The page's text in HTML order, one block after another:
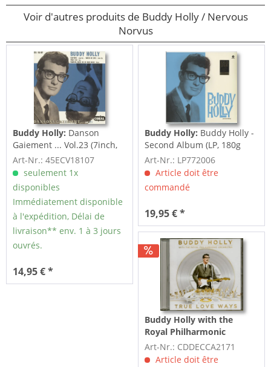
Voir d'autres produits de Buddy Holly / Nervous
Norvus
Buddy Holly: Danson
Gaiement ... Vol.23 (7inch,
33rpm, EP)
Art-Nr.: 45ECV18107
seulement 1x
disponibles
Immédiatement disponible
à l'expédition, Délai de
livraison** env. 1 à 3 jours
ouvrés.
14,95 € *
Buddy Holly: Buddy Holly -
Second Album (LP, 180g
Vinyl, Ltd.)
Art-Nr.: LP772006
Article doit être
commandé
19,95 € *
Buddy Holly with the
Royal Philharmonic
Orchestra:True Love Ways
(CD)
Art-Nr.: CDDECCA2171
Article doit être